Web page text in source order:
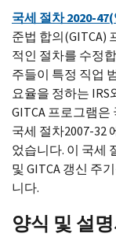
국세 절차 2020-
준법 합의(GITCA)
적인 절차를 수정
주들이 특정 직업
요율을 정하는
GITCA 프로그램은
국세 절차2007-32
었습니다. 이 국세
및 GITCA 갱신 주
니다.
양식 및 설